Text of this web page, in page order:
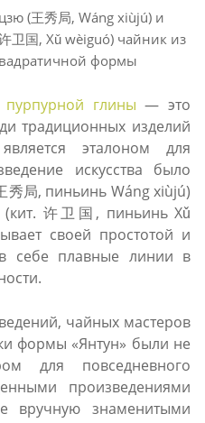
(王秀局, Wáng xiùjú) и
卫国, Xǔ wèiguó) чайник из
формы
глины — это
традиционных изделий
эталоном для
искусства было
秀局, пиньинь Wáng xiùjú)
许卫国, пиньинь Xǔ
своей простотой и
в себе плавные линии в
чайных мастеров
формы «Янтун» были не
для повседневного
произведениями
вручную знаменитыми